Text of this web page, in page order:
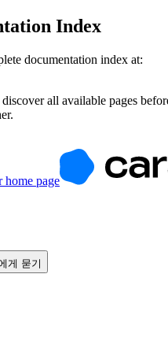
Index
documentation index at:
all available pages
home page
게 묻기